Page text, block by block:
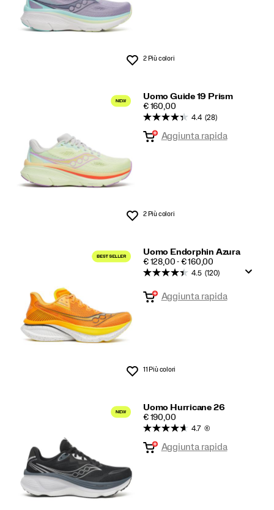
Lista dei desideri
2 Più colori
Uomo Guide 19 Prism
PRICE
€ 160,00
Lista dei desideri
4.4 (28)
Aggiunta rapida
2 Più colori
Uomo Endorphin Azura
PRICE
€ 128,00 - € 160,00
Lista dei desideri
4.5 (120)
Aggiunta rapida
11 Più colori
Uomo Hurricane 26
PRICE
€ 190,00
4.7 (6)
Aggiunta rapida